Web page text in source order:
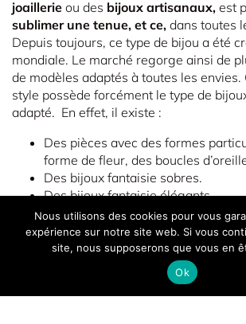
joaillerie ou des bijoux artisanaux, est
sublimer une tenue, et ce, dans toutes
Depuis toujours, ce type de bijou a été
mondiale. Le marché regorge ainsi de
de modèles adaptés à toutes les envies.
style possède forcément le type de
adapté. En effet, il existe :
Des pièces avec des formes
forme de fleur, des boucles
Des bijoux fantaisie sobres.
Des bijoux fantaisie élégants.
Des bijoux fantaisie colorés.
Des bijoux fantaisie originaux.
Des bijoux fantaisie raffinés.
Des bijoux fantaisie avec des
Nous utilisons des cookies pour vous
expérience sur notre site web. Si vous
site, nous supposerons que vous en
Ok